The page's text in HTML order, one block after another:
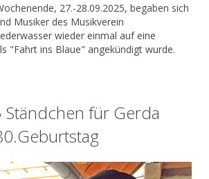
27.-28.09.2025, begaben sich
Musiker des Musikverein
wieder einmal auf eine
"Fahrt ins Blaue" angekündigt wurde.
für Gerda